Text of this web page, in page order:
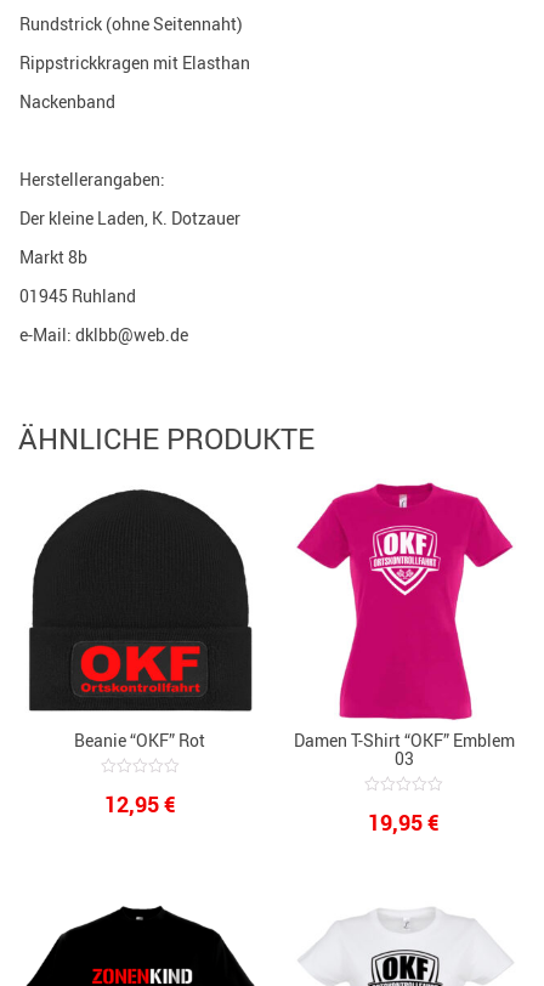
Rundstrick (ohne Seitennaht)
Rippstrickkragen mit Elasthan
Nackenband
Herstellerangaben:
Der kleine Laden, K. Dotzauer
Markt 8b
01945 Ruhland
e-Mail: dklbb@web.de
ÄHNLICHE PRODUKTE
Beanie “OKF” Rot
out
of
12,95€
Damen T-Shirt “OKF” Emblem
03
out
of
19,95€